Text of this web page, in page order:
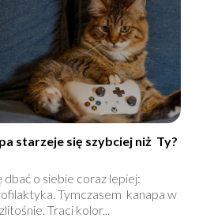
starzeje się szybciej niż Ty?
dbać o siebie coraz lepiej:
Tymczasem kanapa w
Traci kolor...